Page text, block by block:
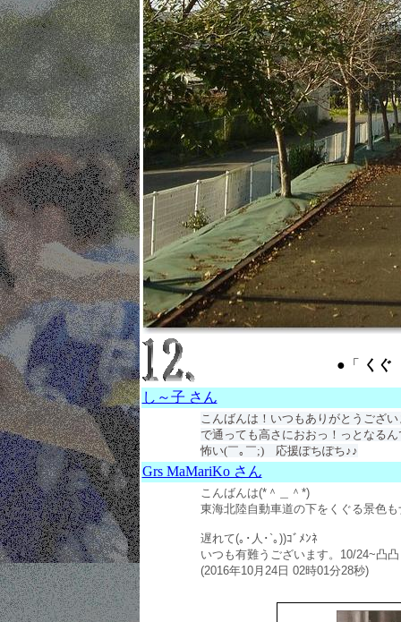
●「 くぐ
し～子 さん
こんばんは！いつもありがとうござ
で通っても高さにおおっ！っとなる
怖い(￣｡￣;) 応援ぽちぽち♪♪
Grs MaMariKo さん
こんばんは(*＾＿＾*)
東海北陸自動車道の下をくぐる景色も
遅れて(｡･人･`｡))ｺﾞﾒﾝﾈ
いつも有難うございます。10/24~凸凸
(2016年10月24日 02時01分28秒)